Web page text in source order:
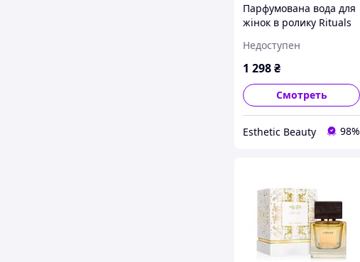
Парфумована вода для
жінок в ролику Rituals
15 ml
Недоступен
1 298₴
Смотреть
Esthetic Beauty 98%